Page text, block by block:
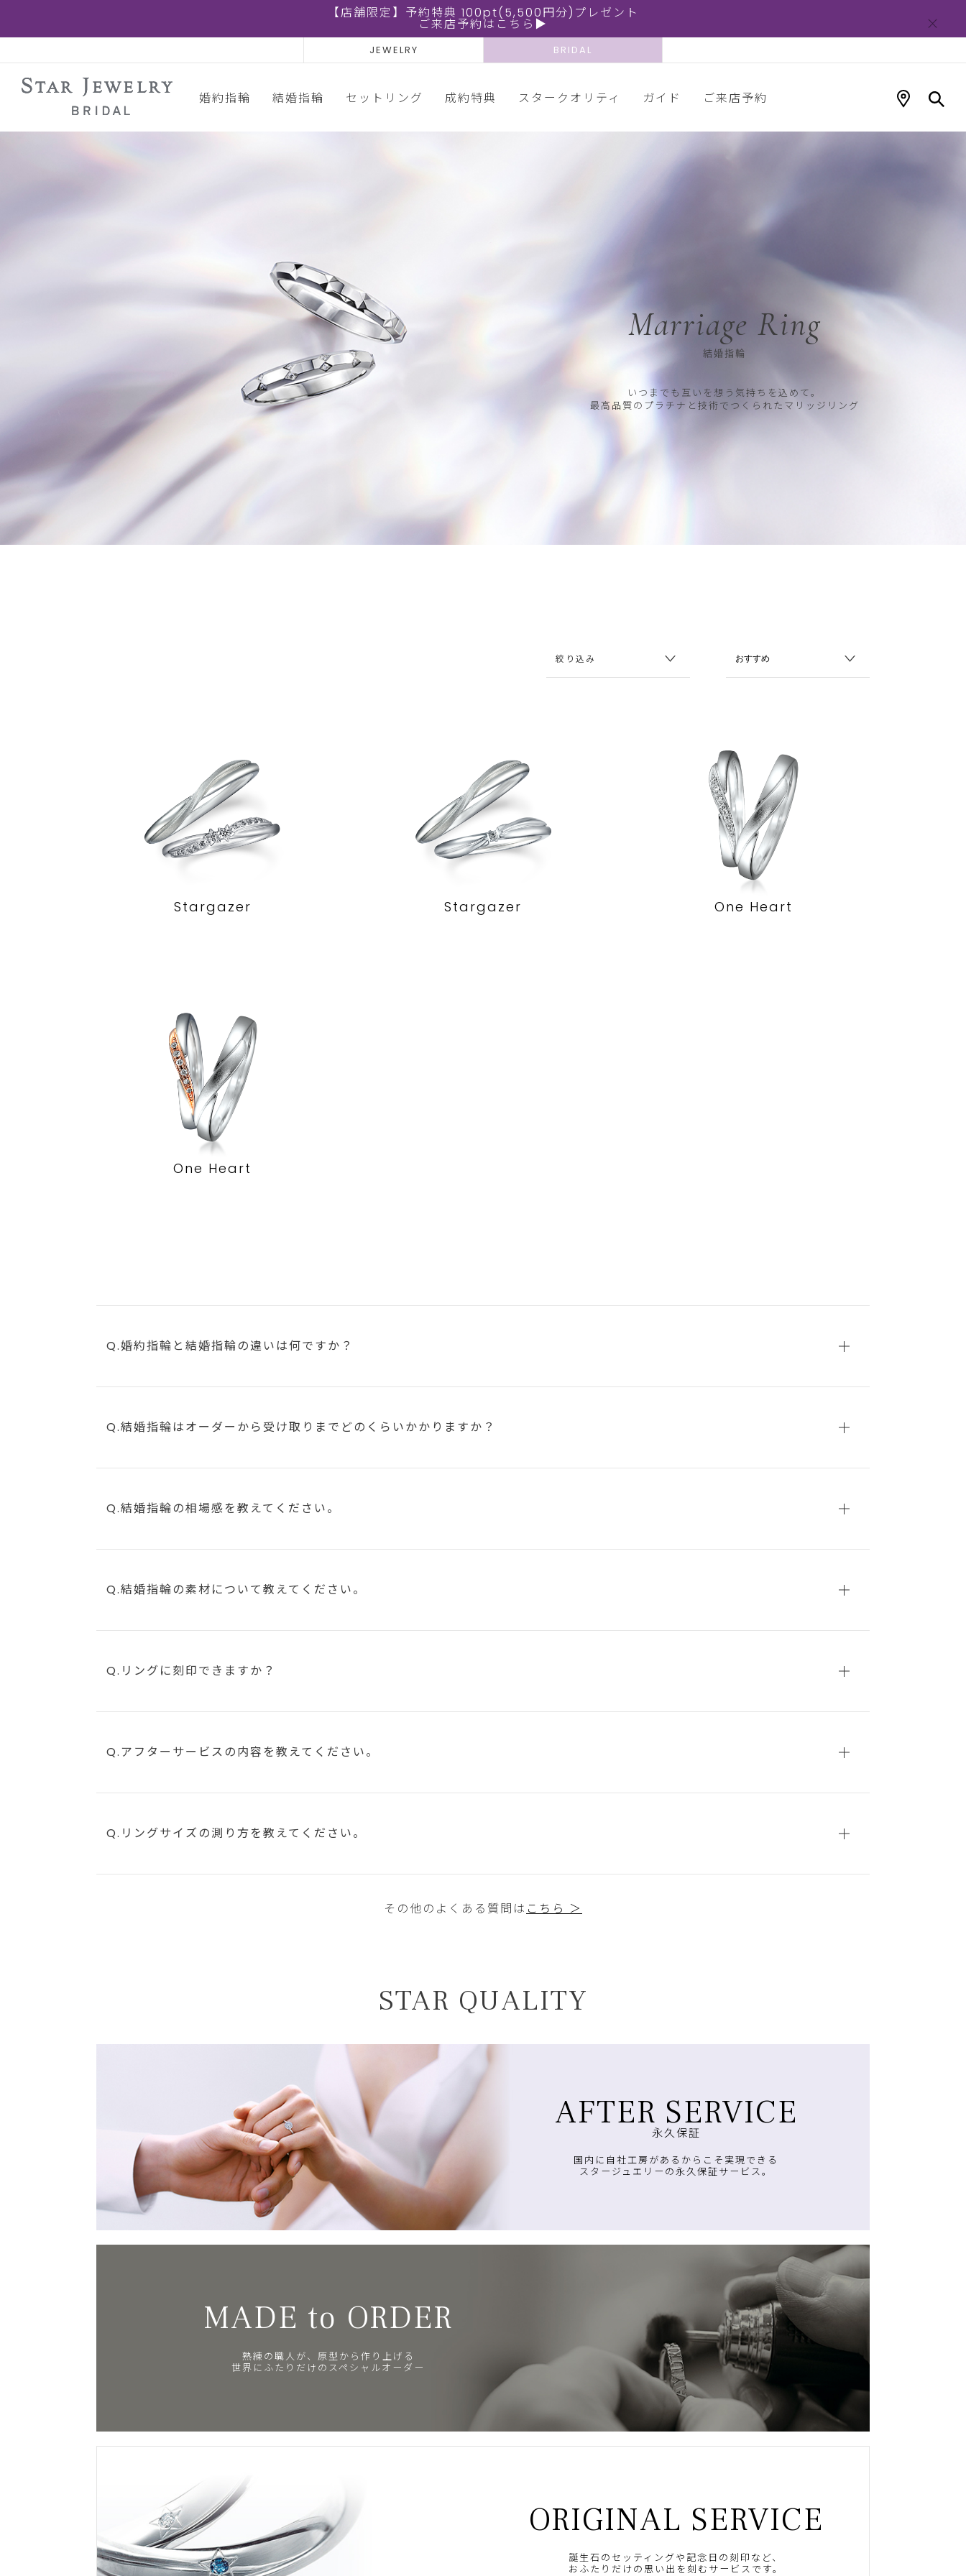
【店舗限定】予約特典 100pt(5,500円分)プレゼント
ご来店予約はこちら▶
JEWELRY BRIDAL
婚約指輪 結婚指輪 セットリング 成約特典 スタークオリティ ガイド ご来店予約
Marriage Ring
結婚指輪
いつまでも互いを想う気持ちを込めて。
最高品質のプラチナと技術でつくられたマリッジリング
絞り込み
Stargazer Stargazer One Heart
One Heart
Q.婚約指輪と結婚指輪の違いは何ですか？
Q.結婚指輪はオーダーから受け取りまで どのくらいかかりますか？
Q.結婚指輪の相場感を教えてください。
Q.結婚指輪の素材について教えてください。
Q.リングに刻印できますか？
Q.アフターサービスの内容を教えてください。
Q.リングサイズの測り方を教えてください。
その他のよくある質問は こちら ＞
STAR QUALITY
AFTER SERVICE
永久保証
国内に自社工房があるからこそ実現できる
スタージュエリーの永久保証サービス。
MADE to ORDER
熟練の職人が、原型から作り上げる
世界にふたりだけのスペシャルオーダー
ORIGINAL SERVICE
誕生石のセッティングや記念日の刻印など、
おふたりだけの思い出を刻むサービスです。